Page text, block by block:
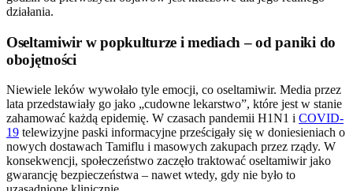
działania.
Oseltamiwir w popkulturze i mediach – od paniki do
obojętności
Niewiele leków wywołało tyle emocji, co oseltamiwir. Media przez
lata przedstawiały go jako „cudowne lekarstwo”, które jest w stanie
zahamować każdą epidemię. W czasach pandemii H1N1 i COVID-
19 telewizyjne paski informacyjne prześcigały się w doniesieniach o
nowych dostawach Tamiflu i masowych zakupach przez rządy. W
konsekwencji, społeczeństwo zaczęło traktować oseltamiwir jako
gwarancję bezpieczeństwa – nawet wtedy, gdy nie było to